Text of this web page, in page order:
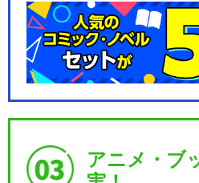
アニメ・ブ